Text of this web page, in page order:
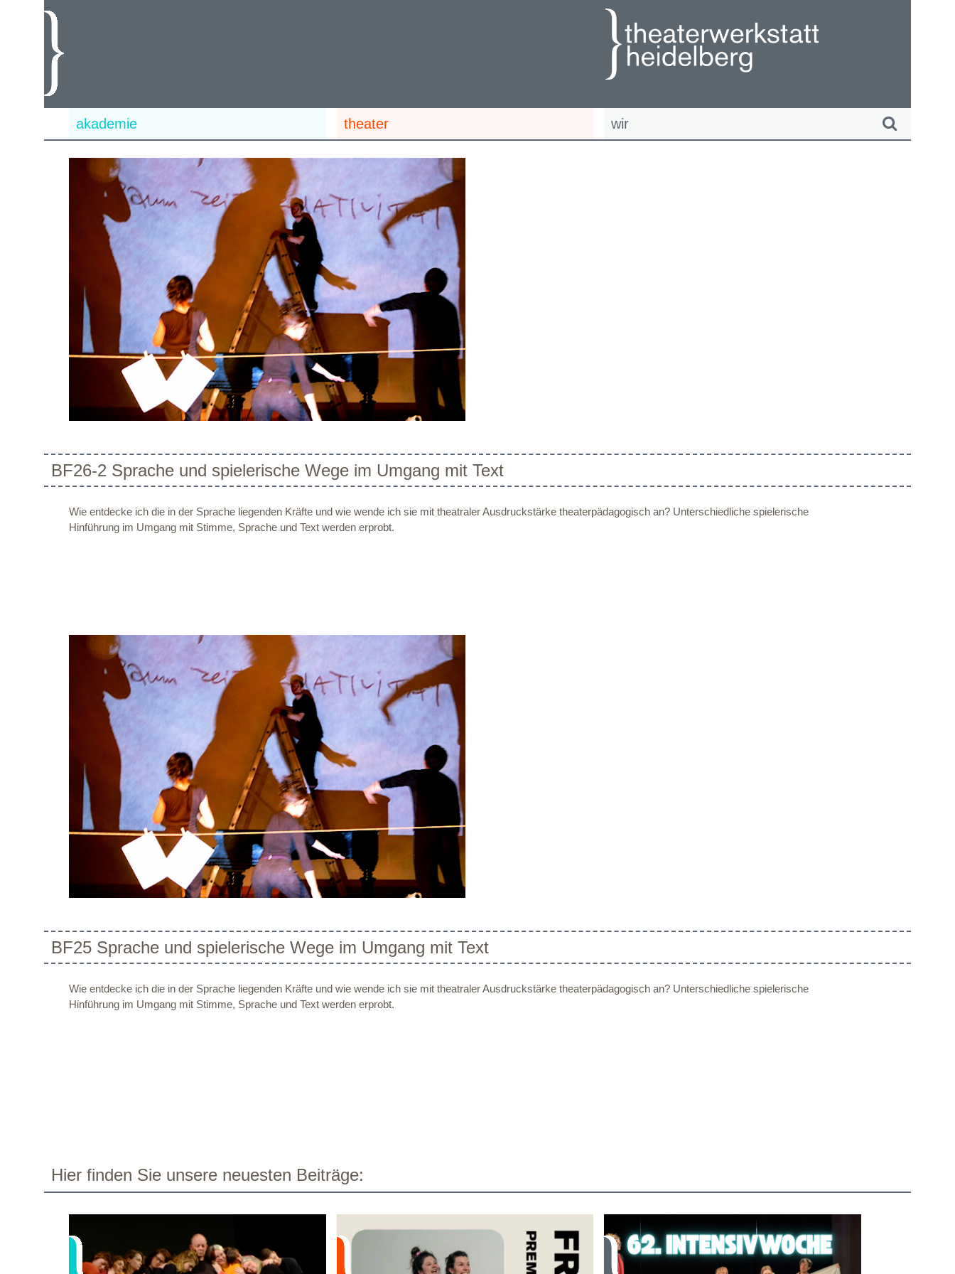
akademie theater wir
BF26-2 Sprache und spielerische Wege im Umgang mit Text
Wie entdecke ich die in der Sprache liegenden Kräfte und wie wende ich sie mit theatraler Ausdruckstärke theaterpädagogisch an? Unterschiedliche spielerische
Hinführung im Umgang mit Stimme, Sprache und Text werden erprobt.
BF25 Sprache und spielerische Wege im Umgang mit Text
Wie entdecke ich die in der Sprache liegenden Kräfte und wie wende ich sie mit theatraler Ausdruckstärke theaterpädagogisch an? Unterschiedliche spielerische
Hinführung im Umgang mit Stimme, Sprache und Text werden erprobt.
Hier finden Sie unsere neuesten Beiträge: